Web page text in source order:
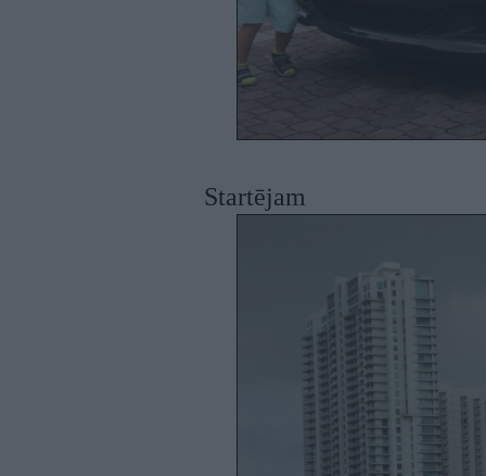
Startējam